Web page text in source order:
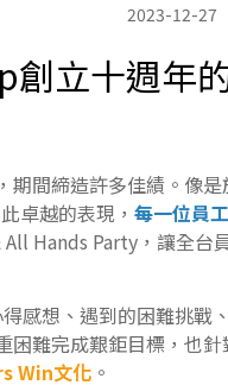
2023-12-27
立十週年
期間締造許多佳績。像
卓越的表現， 每一位員
Hands Party，讓全台
感想、遇到的困難挑戰
難完成艱鉅目標，也
Win文化。